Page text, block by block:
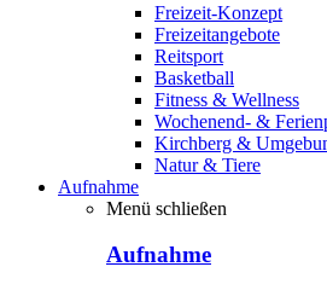
Freizeit-Konzept
Freizeitangebote
Reitsport
Basketball
Fitness & Wellness
Wochenend- &
Kirchberg &
Natur & Tiere
Aufnahme
Menü schließen
Aufnahme